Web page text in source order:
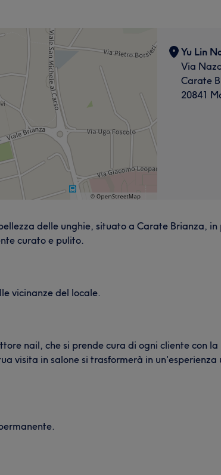
Yu Lin
Via
Carate
20841
delle unghie, situato a Carate Brianza,
curato e pulito.
vicinanze del locale.
nail, che si prende cura di ogni cliente con
visita in salone si trasformerà in